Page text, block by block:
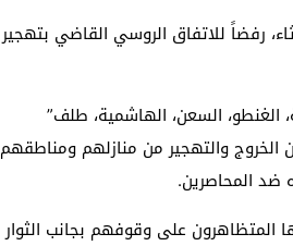
رفضاً للاتفاق الروسي القاضي بتهجير
الغنطو، السعن، الهاشمية، طلف”
والتهجير من منازلهم ومناطقهم
ضد المحاصرين.
المتظاهرون على وقوفهم بجانب الثوار